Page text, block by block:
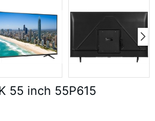
55 inch 55P615